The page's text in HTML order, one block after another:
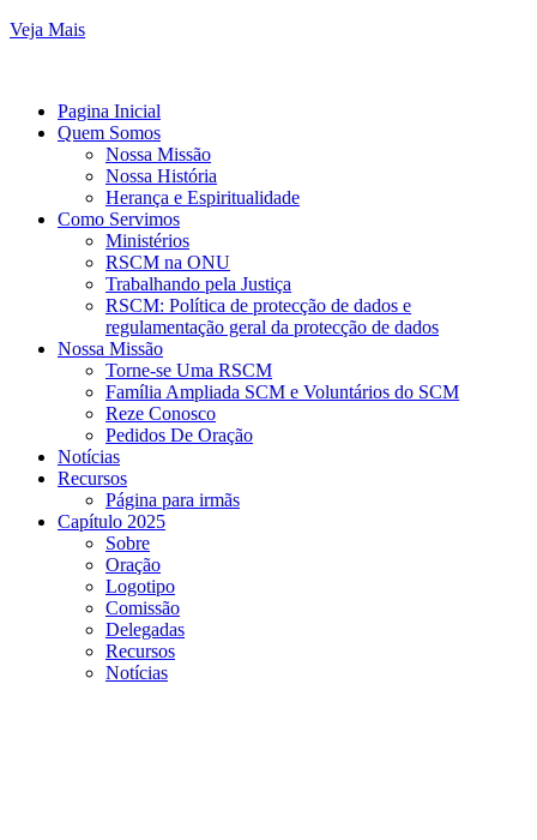
Veja Mais
Pagina Inicial
Quem Somos
Nossa Missão
Nossa História
Herança e Espiritualidade
Como Servimos
Ministérios
RSCM na ONU
Trabalhando pela Justiça
RSCM: Política de protecção de dados e
regulamentação geral da protecção de dados
Nossa Missão
Torne-se Uma RSCM
Família Ampliada SCM e Voluntários do SCM
Reze Conosco
Pedidos De Oração
Notícias
Recursos
Página para irmãs
Capítulo 2025
Sobre
Oração
Logotipo
Comissão
Delegadas
Recursos
Notícias